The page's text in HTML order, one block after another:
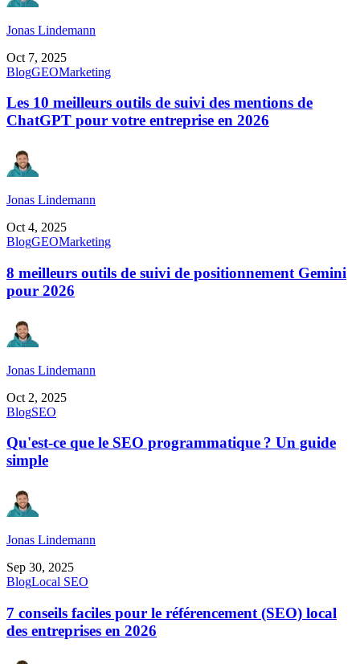
Jonas Lindemann
Oct 7, 2025
BlogGEOMarketing
Les 10 meilleurs outils de suivi des mentions de
ChatGPT pour votre entreprise en 2026
Jonas Lindemann
Oct 4, 2025
BlogGEOMarketing
8 meilleurs outils de suivi de positionnement Gemini
pour 2026
Jonas Lindemann
Oct 2, 2025
BlogSEO
Qu'est-ce que le SEO programmatique ? Un guide
simple
Jonas Lindemann
Sep 30, 2025
BlogLocal SEO
7 conseils faciles pour le référencement (SEO) local
des entreprises en 2026